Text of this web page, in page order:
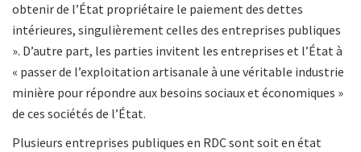
obtenir de l’État propriétaire le paiement des dettes
intérieures, singulièrement celles des entreprises publiques
». D’autre part, les parties invitent les entreprises et l’État à
« passer de l’exploitation artisanale à une véritable industrie
minière pour répondre aux besoins sociaux et économiques »
de ces sociétés de l’État.
Plusieurs entreprises publiques en RDC sont soit en état